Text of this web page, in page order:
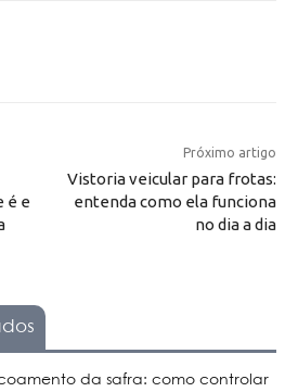
é e
Próximo artigo
Vistoria veicular para frotas:
entenda como ela funciona
no dia a dia
da safra: como controlar